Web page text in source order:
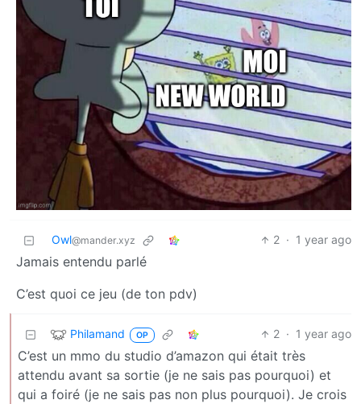
Owl@mander.xyz 2 · 1 year ago
Jamais entendu parlé
C’est quoi ce jeu (de ton pdv)
Philamand OP 2 · 1 year ago
C’est un mmo du studio d’amazon qui était très
attendu avant sa sortie (je ne sais pas pourquoi) et
qui a foiré (je ne sais pas non plus pourquoi). Je crois